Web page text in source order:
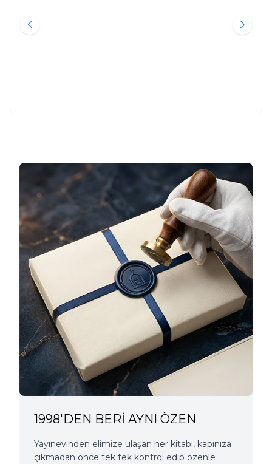
1998'DEN BERİ AYNI ÖZEN
Yayınevinden elimize ulaşan her kitabı, kapınıza
çıkmadan önce tek tek kontrol edip özenle